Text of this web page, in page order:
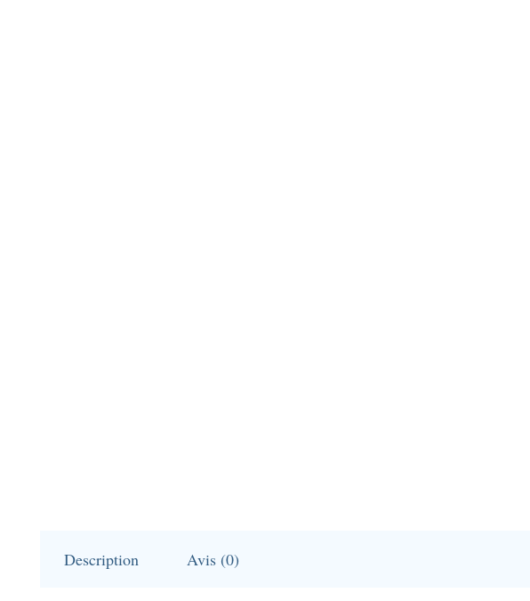
Description Avis (0)